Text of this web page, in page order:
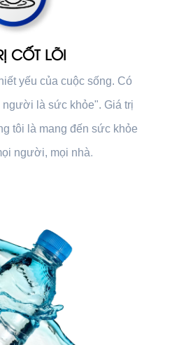
CỐT LÕI
yếu của cuộc sống. Có
là sức khỏe". Giá trị
tôi là mang đến sức khỏe
người, mọi nhà.